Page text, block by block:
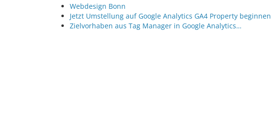
Webdesign Bonn
Jetzt Umstellung auf Google Analytics GA4 Property beginnen
Zielvorhaben aus Tag Manager in Google Analytics…